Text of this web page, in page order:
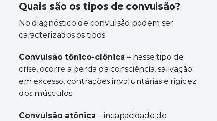
Quais são os tipos de convulsão?
No diagnóstico de convulsão podem ser
caracterizados os tipos:
Convulsão tônico-clônica – nesse tipo de
crise, ocorre a perda da consciência, salivação
em excesso, contrações involuntárias e rigidez
dos músculos.
Convulsão atônica – incapacidade do